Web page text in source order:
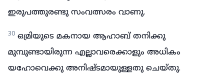
ഇരുപത്തുരണ്ടു സംവത്സരം വാണു.
30 ഒമ്രിയുടെ മകനായ ആഹാബ് തനിക്കു
മുമ്പുണ്ടായിരുന്ന എല്ലാവരെക്കാളും അധികം
യഹോവെക്കു അനിഷ്ടമായുള്ളതു ചെയ്തു.